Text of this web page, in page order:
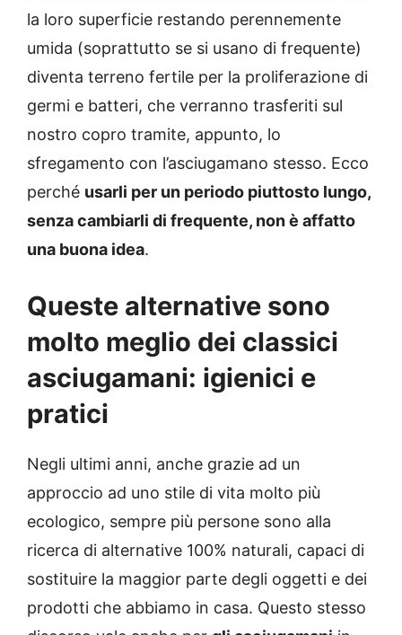
la loro superficie restando perennemente
umida (soprattutto se si usano di frequente)
diventa terreno fertile per la proliferazione di
germi e batteri, che verranno trasferiti sul
nostro copro tramite, appunto, lo
sfregamento con l’asciugamano stesso. Ecco
perché usarli per un periodo piuttosto lungo,
senza cambiarli di frequente, non è affatto
una buona idea.
Queste alternative sono
molto meglio dei classici
asciugamani: igienici e
pratici
Negli ultimi anni, anche grazie ad un
approccio ad uno stile di vita molto più
ecologico, sempre più persone sono alla
ricerca di alternative 100% naturali, capaci di
sostituire la maggior parte degli oggetti e dei
prodotti che abbiamo in casa. Questo stesso